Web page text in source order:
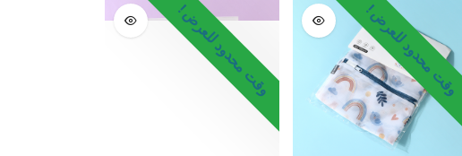
وقت محدود للعرض ! وقت محدود للعرض !